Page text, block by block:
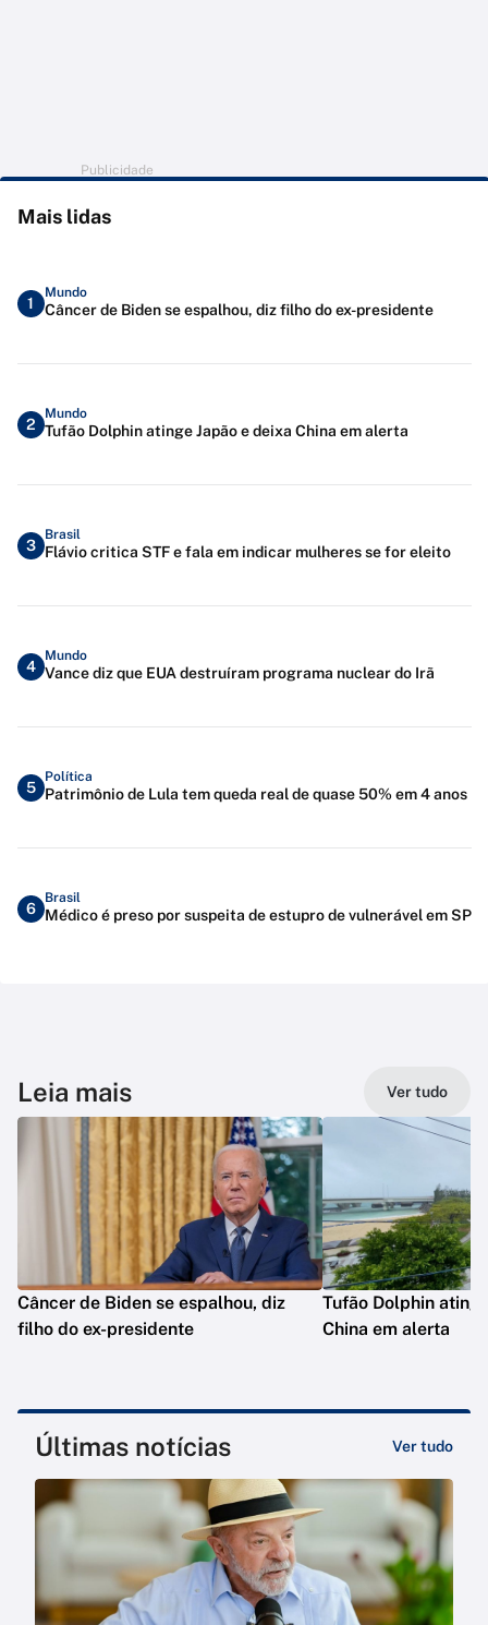
Publicidade
Mais lidas
1
Mundo
Câncer de Biden se espalhou, diz filho do ex-presidente
2
Mundo
Tufão Dolphin atinge Japão e deixa China em alerta
3
Brasil
Flávio critica STF e fala em indicar mulheres se for eleito
4
Mundo
Vance diz que EUA destruíram programa nuclear do Irã
5
Política
Patrimônio de Lula tem queda real de quase 50% em 4 anos
6
Brasil
Médico é preso por suspeita de estupro de vulnerável em SP
Leia mais Ver tudo
Câncer de Biden se espalhou, diz
filho do ex-presidente
Tufão Dolphin
China em alerta
Últimas notícias Ver tudo